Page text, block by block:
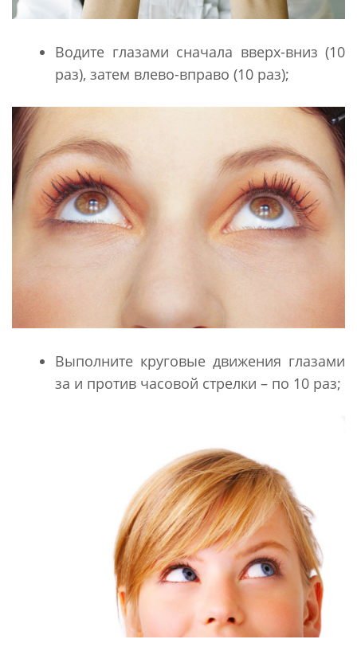
Водите глазами сначала вверх-вниз (10
раз), затем влево-вправо (10 раз);
Выполните круговые движения глазами
за и против часовой стрелки – по 10 раз;